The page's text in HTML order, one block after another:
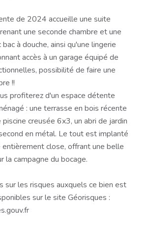
de 2024 accueille une suite
une seconde chambre et une
à douche, ainsi qu'une lingerie
accès à un garage équipé de
possibilité de faire une
!!
profiterez d'un espace détente
: une terrasse en bois récente
creusée 6x3, un abri de jardin
en métal. Le tout est implanté
entièrement close, offrant une belle
la campagne du bocage.
sur les risques auxquels ce bien est
sur le site Géorisques :